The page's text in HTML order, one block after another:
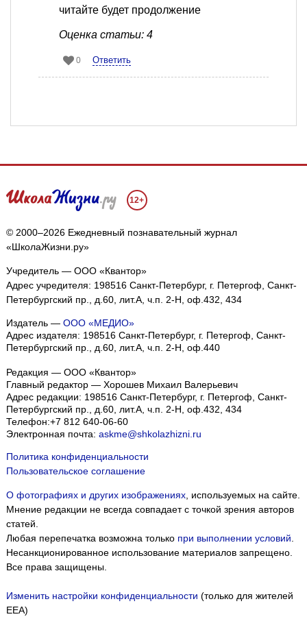
читайте будет продолжение
Оценка статьи: 4
0 Ответить
12+
© 2000–2026 Ежедневный познавательный журнал
«ШколаЖизни.ру»
Учредитель — ООО «Квантор»
Адрес учредителя: 198516 Санкт-Петербург, г. Петергоф, Санкт-
Петербургский пр., д.60, лит.А, ч.п. 2-Н, оф.432, 434
Издатель — ООО «МЕДИО»
Адрес издателя: 198516 Санкт-Петербург, г. Петергоф, Санкт-
Петербургский пр., д.60, лит.А, ч.п. 2-Н, оф.440
Редакция — ООО «Квантор»
Главный редактор — Хорошев Михаил Валерьевич
Адрес редакции: 198516 Санкт-Петербург, г. Петергоф Санкт-
Петербургский пр., д.60, лит.А, ч.п. 2-Н, оф.432, 434
Телефон:+7 812 640-06-60
Электронная почта: askme@shkolazhizni.ru
Политика конфиденциальности
Пользовательское соглашение
О фотографиях и других изображениях, используемых на сайте.
Мнение редакции не всегда совпадает с точкой зрения авторов
статей.
Любая перепечатка возможна только при выполнении условий
Несанкционированное использование материалов запрещено.
Все права защищены.
Изменить настройки конфиденциальности (только для жителей
EEA)